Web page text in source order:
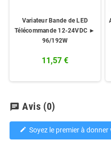
Variateur Bande de LED
Télécommande 12-24VDC ►
96/192W
11,57 €
chat Avis (0)
edit Soyez le premier à